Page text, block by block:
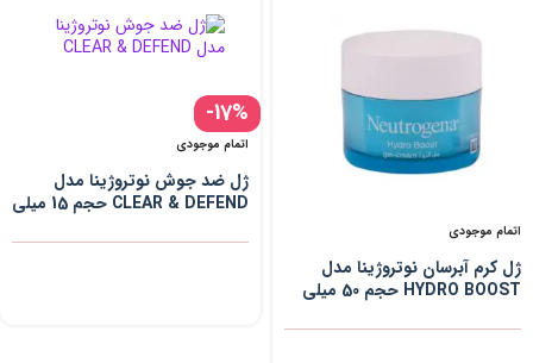
اتمام موجودی
ژل کرم آبرسان نوتروژینا مدل
HYDRO BOOST حجم 50 میلی
-17%
اتمام موجودی
ژل ضد جوش نوتروژینا مدل
CLEAR & DEFEND حجم 15 میلی